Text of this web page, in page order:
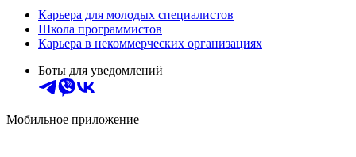
Карьера для молодых специалистов
Школа программистов
Карьера в некоммерческих организациях
Боты для уведомлений
Мобильное приложение